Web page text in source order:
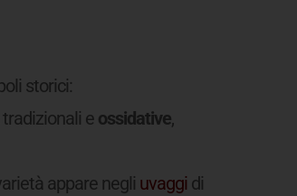
storici:
e ossidative,
appare negli uvaggi di